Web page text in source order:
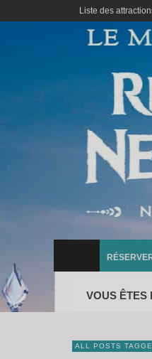
Liste des
VOUS ÊTES
ALL POSTS